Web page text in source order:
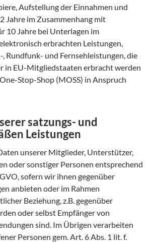
Aufstellung der Einnahmen und
Jahre im Zusammenhang mit
10 Jahre bei Unterlagen im
erbrachten Leistungen,
Rundfunk- und Fernsehleistungen, die
in EU-Mitgliedstaaten erbracht werden
Stop-Shop (MOSS) in Anspruch
satzungs- und
Leistungen
unserer Mitglieder, Unterstützer,
oder sonstiger Personen entsprechend
sofern wir ihnen gegenüber
anbieten oder im Rahmen
Beziehung, z.B. gegenüber
oder selbst Empfänger von
sind. Im Übrigen verarbeiten
Personen gem. Art. 6 Abs. 1 lit. f.